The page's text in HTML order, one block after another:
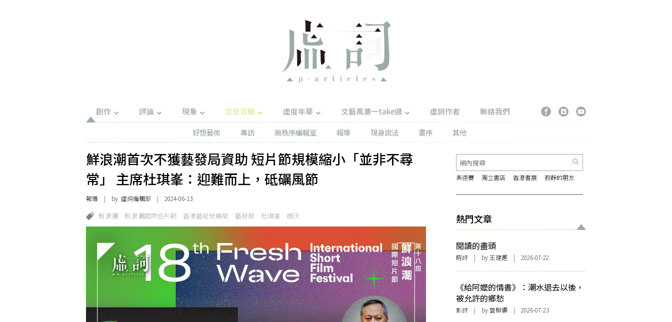
創作 評論 現象 如是我聞 虛度年華 文藝風潮一take過 虛詞作者
聯絡我們
好想藝術
專訪 無秩序編輯室 報導 現身說法 書序 其他
鮮浪潮首次不獲藝發局資助 短片節規模縮小「並非不尋
常」 主席杜琪峯：迎難而上，砥礪風節
報導 | by 虛詞編輯部 | 2024-06-13
鮮浪潮 鮮浪潮國際短片節 香港藝術發展局 藝發局 杜琪峯 朗天
奧德賽 獨立書店 香港書展 寂靜的朋友
熱門文章
閱讀的盡頭
時評 | by 王建鏗 | 2026-07-22
《給阿嬤的情書》：潮水退去以後，
被允許的鄉愁
影評 | by 盤柳儂 | 2026-07-23